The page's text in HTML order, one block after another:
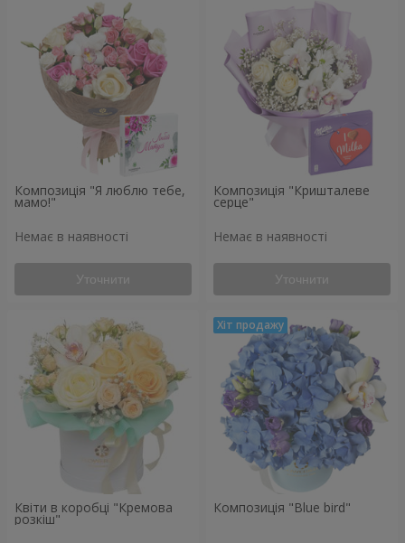
Композиція "Я люблю тебе,
мамо!"
Немає в наявності
Уточнити
Композиція "Кришталеве
серце"
Немає в наявності
Уточнити
Квіти в коробці "Кремова
розкіш"
Композиція "Blue bird"